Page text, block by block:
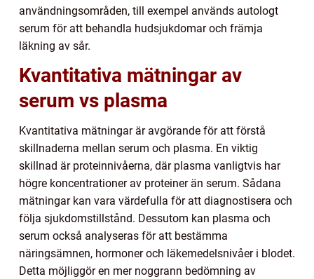
användningsområden, till exempel används autologt
serum för att behandla hudsjukdomar och främja
läkning av sår.
Kvantitativa mätningar av
serum vs plasma
Kvantitativa mätningar är avgörande för att förstå
skillnaderna mellan serum och plasma. En viktig
skillnad är proteinnivåerna, där plasma vanligtvis har
högre koncentrationer av proteiner än serum. Sådana
mätningar kan vara värdefulla för att diagnostisera och
följa sjukdomstillstånd. Dessutom kan plasma och
serum också analyseras för att bestämma
näringsämnen, hormoner och läkemedelsnivåer i blodet.
Detta möjliggör en mer noggrann bedömning av